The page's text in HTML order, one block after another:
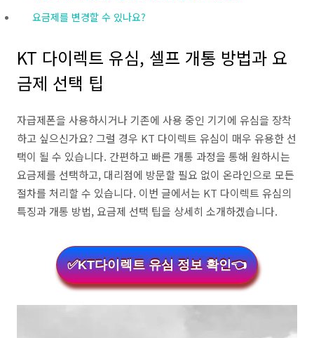
요금제를 변경할 수 있나요?
KT 다이렉트 유심, 셀프 개통 방법과 요
금제 선택 팁
자급제폰을 사용하시거나 기존에 사용 중인 기기에 유심을 장착
하고 싶으신가요? 그럴 경우 KT 다이렉트 유심이 매우 유용한 선
택이 될 수 있습니다. 간편하고 빠른 개통 과정을 통해 원하시는
요금제를 선택하고, 대리점에 방문할 필요 없이 온라인으로 모든
절차를 처리할 수 있습니다. 이번 글에서는 KT 다이렉트 유심의
특징과 개통 방법, 요금제 선택 팁을 상세히 소개하겠습니다.
✅KT다이렉트 유심 정보 확인👈